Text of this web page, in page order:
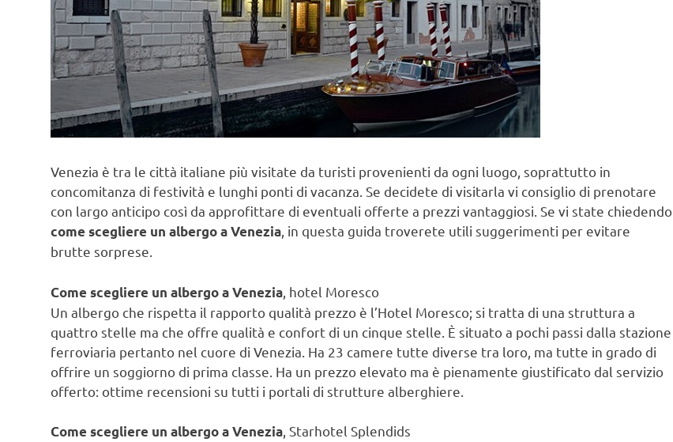
Venezia è tra le città italiane più visitate da turisti provenienti da ogni luogo, soprattutto in
concomitanza di festività e lunghi ponti di vacanza. Se decidete di visitarla vi consiglio di prenotare
con largo anticipo così da approfittare di eventuali offerte a prezzi vantaggiosi. Se vi state chiedendo
come scegliere un albergo a Venezia, in questa guida troverete utili suggerimenti per evitare
brutte sorprese.
Come scegliere un albergo a Venezia , hotel Moresco
Un albergo che rispetta il rapporto qualità prezzo è l’Hotel Moresco; si tratta di una struttura a
quattro stelle ma che offre qualità e confort di un cinque stelle. È situato a pochi passi dalla stazione
ferroviaria pertanto nel cuore di Venezia. Ha 23 camere tutte diverse tra loro, ma tutte in grado di
offrire un soggiorno di prima classe. Ha un prezzo elevato ma è pienamente giustificato dal servizio
offerto: ottime recensioni su tutti i portali di strutture alberghiere.
Come scegliere un albergo a Venezia, Starhotel Splendids